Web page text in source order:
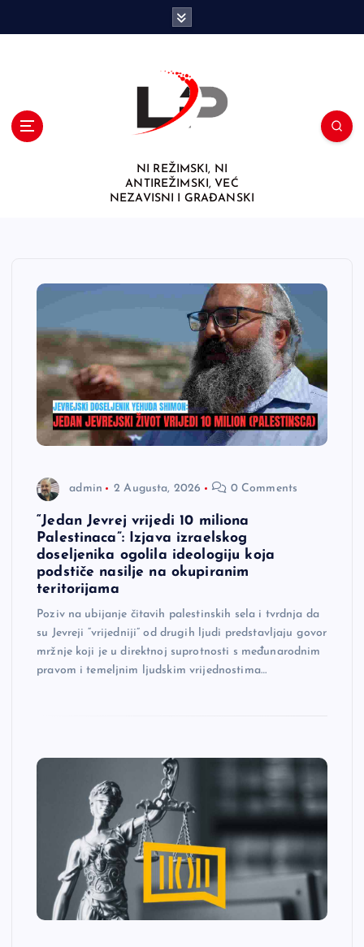
NI REŽIMSKI, NI
ANTIREŽIMSKI, VEĆ
NEZAVISNI I GRAĐANSKI
admin 2 Augusta, 2026 0 Comments
“Jedan Jevrej vrijedi 10 miliona
Palestinaca”: Izjava izraelskog
doseljenika ogolila ideologiju koja
podstiče nasilje na okupiranim
teritorijama
Poziv na ubijanje čitavih palestinskih sela i tvrdnja da
su Jevreji “vrijedniji” od drugih ljudi predstavljaju govor
mržnje koji je u direktnoj suprotnosti s međunarodnim
pravom i temeljnim ljudskim vrijednostima…